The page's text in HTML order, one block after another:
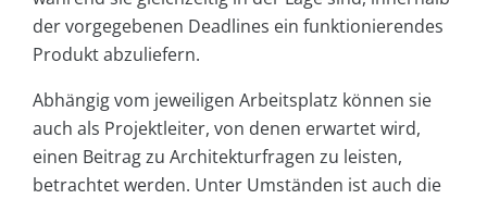
der vorgegebenen Deadlines ein funktionierendes
Produkt abzuliefern.
Abhängig vom jeweiligen Arbeitsplatz können sie
auch als Projektleiter, von denen erwartet wird,
einen Beitrag zu Architekturfragen zu leisten,
betrachtet werden. Unter Umständen ist auch die